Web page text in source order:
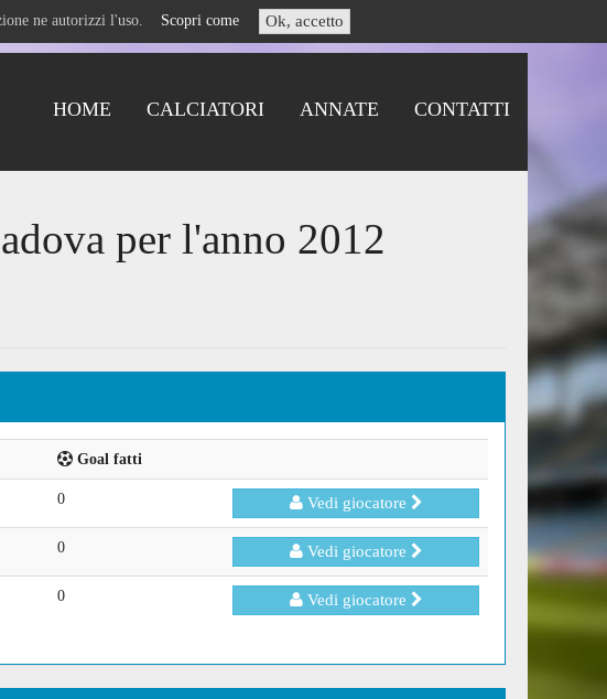
ne autorizzi l'uso. Scopri come Ok, accetto
HOME CALCIATORI ANNATE CONTATTI
per l'anno 2012
Goal fatti
0 Vedi giocatore
0 Vedi giocatore
0 Vedi giocatore